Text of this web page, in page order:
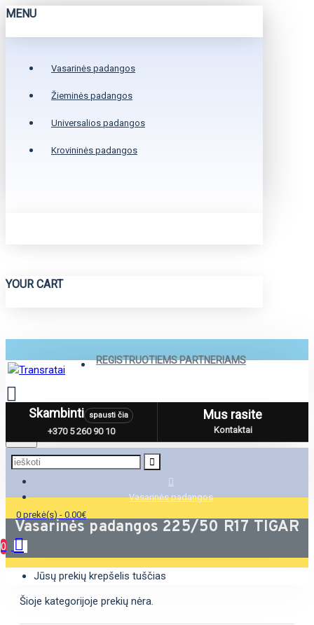
MENU
Vasarinės padangos
Žieminės padangos
Universalios padangos
Krovininės padangos
YOUR CART
REGISTRUOTIEMS PARTNERIAMS
Menu
0 prekė(s) - 0.00€
0
Jūsų prekių krepšelis tuščias
Skambinti spausti čia
+370 5 260 90 10
Mus rasite
Kontaktai
Vasarinės padangos
Vasarinės padangos 225/50 R17 TIGAR
Šioje kategorijoje prekių nėra.